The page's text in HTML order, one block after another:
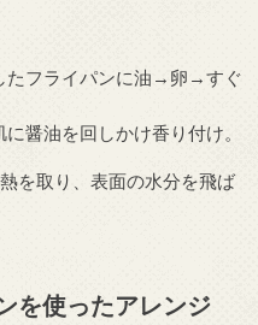
たフライパンに油→卵→すぐ
醤油を回しかけ香り付け。
を取り、表面の水分を飛ば
を使ったアレンジ